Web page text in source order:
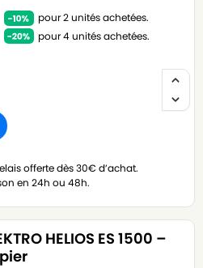
pour 2 unités achetées.
pour 4 unités achetées.
offerte dès 30€ d’achat.
en 24h ou 48h.
HELIOS ES 1500 –